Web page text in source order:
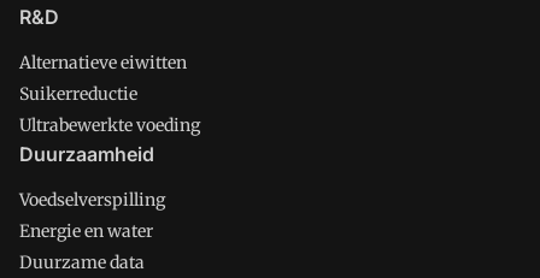
R&D
Alternatieve eiwitten
Suikerreductie
Ultrabewerkte voeding
Duurzaamheid
Voedselverspilling
Energie en water
Duurzame data